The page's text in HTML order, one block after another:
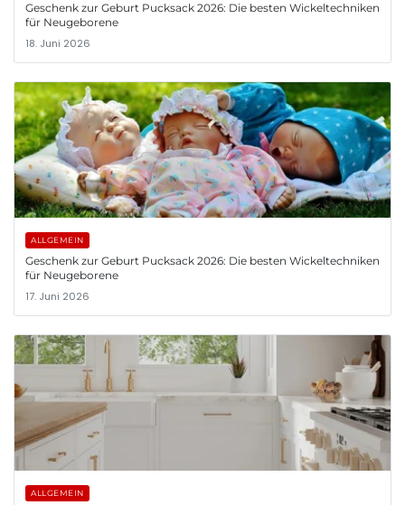
Geschenk zur Geburt Pucksack 2026: Die besten Wickeltechniken
für Neugeborene
18. Juni 2026
ALLGEMEIN
Geschenk zur Geburt Pucksack 2026: Die besten Wickeltechniken
für Neugeborene
17. Juni 2026
ALLGEMEIN